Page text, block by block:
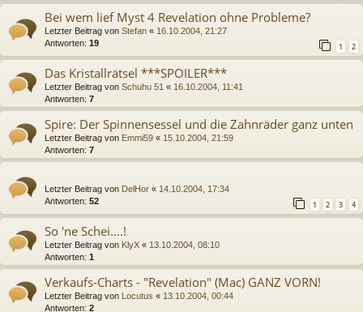
Bei wem lief Myst 4 Revelation ohne Probleme?
Letzter Beitrag von Stefan « 16.10.2004, 21:27
Antworten: 19 1 2
Das Kristallrätsel ***SPOILER***
Letzter Beitrag von Schuhu 51 « 16.10.2004, 11:41
Antworten: 7
Spire: Der Spinnensessel und die Zahnräder ganz unten
Letzter Beitrag von Emmi59 « 15.10.2004, 21:59
Antworten: 7
Letzter Beitrag von DelHor « 14.10.2004, 17:34
Antworten: 52 1 2 3 4
So 'ne Schei....!
Letzter Beitrag von KlyX « 13.10.2004, 08:10
Antworten: 1
Verkaufs-Charts - "Revelation" (Mac) GANZ VORN!
Letzter Beitrag von Locutus « 13.10.2004, 00:44
Antworten: 2